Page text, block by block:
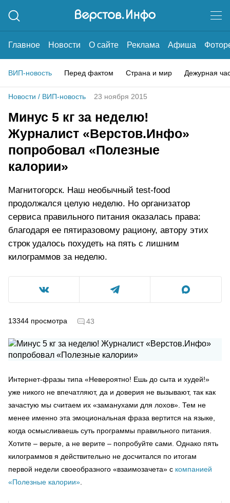
Главное Новости О сайте Реклама Афиша
ВИП-новость Перед фактом Страна и мир Дежурная
Новости / ВИП-новость 23 ноября 2015
Минус 5 кг за неделю!
Журналист «Верстов.Инфо»
попробовал «Полезные
калории»
Магнитогорск. Наш необычный test-food
продолжался целую неделю. Но организатор
сервиса правильного питания оказалась права:
благодаря ее пятиразовому рациону, автору этих
строк удалось похудеть на пять с лишним
килограммов за неделю.
13344 просмотра 43
Интернет-фразы типа «Невероятно! Ешь до сыта и худей!»
уже никого не впечатляют, да и доверия не вызывают, так как
зачастую мы считаем их «заманухами для лохов». Тем не
менее именно эта эмоциональная фраза вертится на языке,
когда осмысливаешь суть программы правильного питания.
Хотите – верьте, а не верите – попробуйте сами. Однако пять
килограммов я действительно не досчитался по итогам
первой недели своеобразного «взаимозачета» с компанией
«Полезные калории»